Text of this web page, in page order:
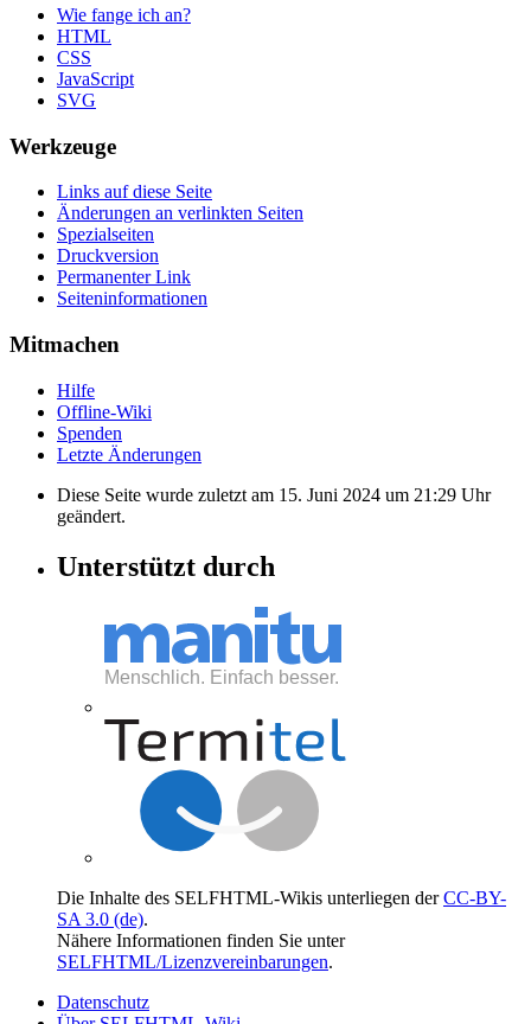
Wie fange ich an?
HTML
CSS
JavaScript
SVG
Werkzeuge
Links auf diese Seite
Änderungen an verlinkten Seiten
Spezialseiten
Druckversion
Permanenter Link
Seiten­informationen
Mitmachen
Hilfe
Offline-Wiki
Spenden
Letzte Änderungen
Diese Seite wurde zuletzt am 15. Juni 2024 um 21:29 Uhr
geändert.
Unterstützt durch
Die Inhalte des SELFHTML-Wikis unterliegen derCC-BY-
SA 3.0 (de).
Nähere Informationen finden Sie unter
SELFHTML/Lizenzvereinbarungen.
Datenschutz